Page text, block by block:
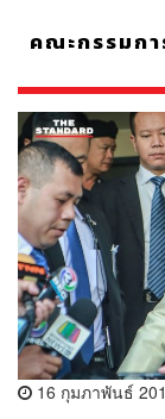
คณะกรรมก
16 กุมภาพันธ์